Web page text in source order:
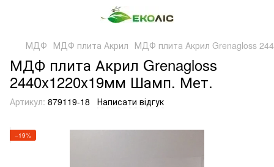
МДФ МДФ плита Акрил МДФ плита Акрил Grenagloss
МДФ плита Акрил Grenagloss
2440x1220x19мм Шамп. Мет.
Артикул: 879119-18 Написати відгук
−19%